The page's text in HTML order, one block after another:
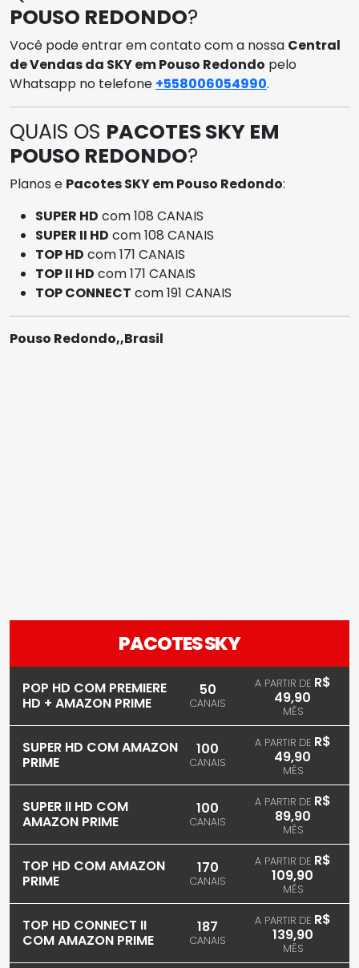
POUSO REDONDO?
Você pode entrar em contato com a nossa Central
de Vendas da SKY em Pouso Redondo pelo
Whatsapp no telefone +558006054990.
QUAIS OS PACOTES SKY EM
POUSO REDONDO?
Planos e Pacotes SKY em Pouso Redondo:
SUPER HD com 108 CANAIS
SUPER II HD com 108 CANAIS
TOP HD com 171 CANAIS
TOP II HD com 171 CANAIS
TOP CONNECT com 191 CANAIS
Pouso Redondo,,Brasil
PACOTES SKY
POP HD COM PREMIERE
HD + AMAZON PRIME
50
CANAIS
A PARTIR DE R$
49,90
MÊS
SUPER HD COM AMAZON
PRIME
100
CANAIS
A PARTIR DE R$
49,90
MÊS
SUPER II HD COM
AMAZON PRIME
100
CANAIS
A PARTIR DE R$
89,90
MÊS
TOP HD COM AMAZON
PRIME
170
CANAIS
A PARTIR DE R$
109,90
MÊS
TOP HD CONNECT II
COM AMAZON PRIME
187
CANAIS
A PARTIR DE R$
139,90
MÊS